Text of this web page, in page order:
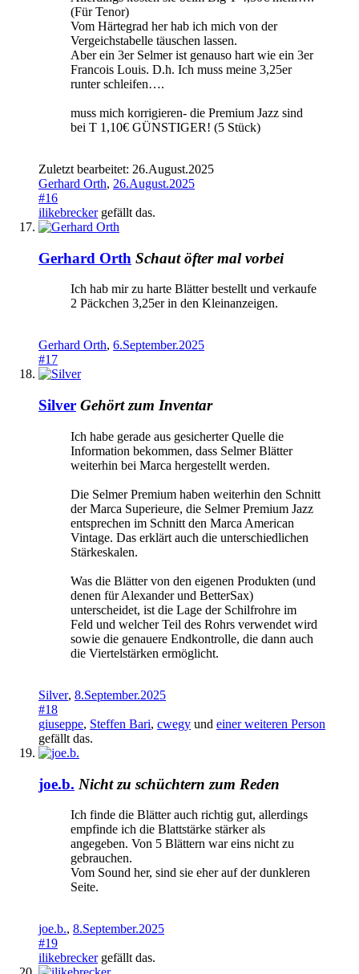
(Für Tenor)
Vom Härtegrad her hab ich mich von der
Vergeichstabelle täuschen lassen.
Aber ein 3er Selmer ist genauso hart wie ein 3er
Francois Louis. D.h. Ich muss meine 3,25er
runter schleifen….
muss mich korrigieren- die Premium Jazz sind
bei T 1,10€ GÜNSTIGER! (5 Stück)
Zuletzt bearbeitet: 26.August.2025
Gerhard Orth, 26.August.2025
#16
ilikebreckergefällt das.
Gerhard Orth Schaut öfter mal vorbei
Ich hab mir zu harte Blätter bestellt und verkaufe
2 Päckchen 3,25er in den Kleinanzeigen.
Gerhard Orth, 6.September.2025
#17
Silver Gehört zum Inventar
Ich habe gerade aus gesicherter Quelle die
Information bekommen, dass Selmer Blätter
weiterhin bei Marca hergestellt werden.
Die Selmer Premium haben weiterhin den Schnitt
der Marca Superieure, die Selmer Premium Jazz
entsprechen im Schnitt den Marca American
Vintage. Das erklärt auch die unterschiedlichen
Stärkeskalen.
Was die Blätter von den eigenen Produkten (und
denen für Alexander und BetterSax)
unterscheidet, ist die Lage der Schilfrohre im
Feld und welcher Teil des Rohrs verwendet wird
sowie die genauere Endkontrolle, die dann auch
die Viertelstärken ermöglicht.
Silver, 8.September.2025
#18
giuseppe, Steffen Bari, cwegy und einer weiteren Person
gefällt das.
joe.b. Nicht zu schüchtern zum Reden
Ich finde die Blätter auch richtig gut, allerdings
empfinde ich die Blattstärke stärker als
angegeben. Von 5 Blättern war eins nicht zu
gebrauchen.
Vom Sound her, sind sie eher auf der dunkleren
Seite.
joe.b., 8.September.2025
#19
ilikebreckergefällt das.